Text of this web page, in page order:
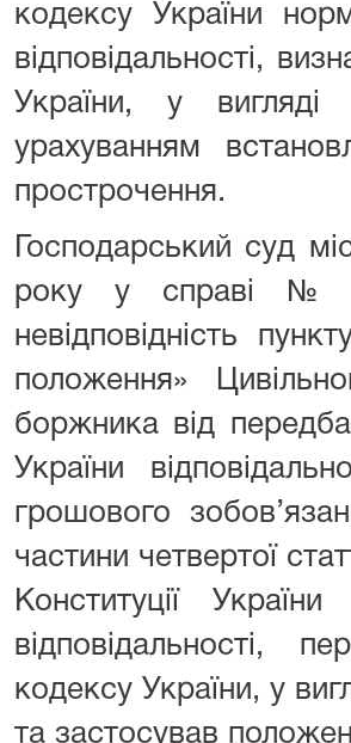
кодексу України
відповідальності,
України, у
урахуванням
прострочення.
Господарський суд
року у справі №
невідповідність
положення»
боржника від
України
грошового
частини четвертої
Конституції
відповідальності,
кодексу України, у
та застосував